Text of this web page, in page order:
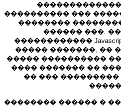
�������������.
���������� ���
��������
������ ���.
������������
����� �������, ��
����� ����������
���� ������� ��
�� ���
�������� ������ �